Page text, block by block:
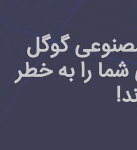
گوگل
شما را به خطر